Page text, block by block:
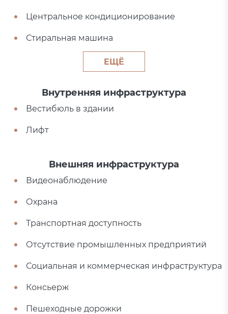
Центральное кондиционирование
Стиральная машина
ЕЩЁ
Внутренняя инфраструктура
Вестибюль в здании
Лифт
Внешняя инфраструктура
Видеонаблюдение
Охрана
Транспортная доступность
Отсутствие промышленных предприятий
Социальная и коммерческая инфраструктура
Консьерж
Пешеходные дорожки